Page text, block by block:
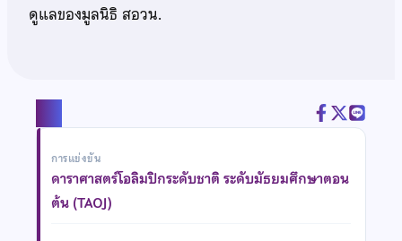
ดูแลของมูลนิธิ สอวน.
การแข่งขัน
ดาราศาสตร์โอลิมปิกระดับชาติ ระดับมัธยมศึกษาตอน
ต้น (TAOJ)